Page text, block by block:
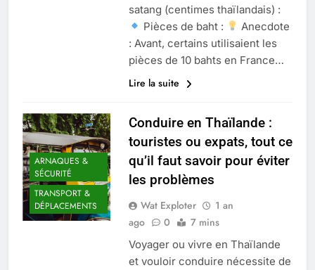
satang (centimes thaïlandais) :
Pièces de baht :
Anecdote
: Avant, certains utilisaient les
pièces de 10 bahts en France…
Lire la suite
ARNAQUES &
SÉCURITÉ
TRANSPORT &
DÉPLACEMENTS
Conduire en Thaïlande :
touristes ou expats, tout ce
qu’il faut savoir pour éviter
les problèmes
Wat Exploter
1 an
ago
0 7 mins
Voyager ou vivre en Thaïlande
et vouloir conduire nécessite de